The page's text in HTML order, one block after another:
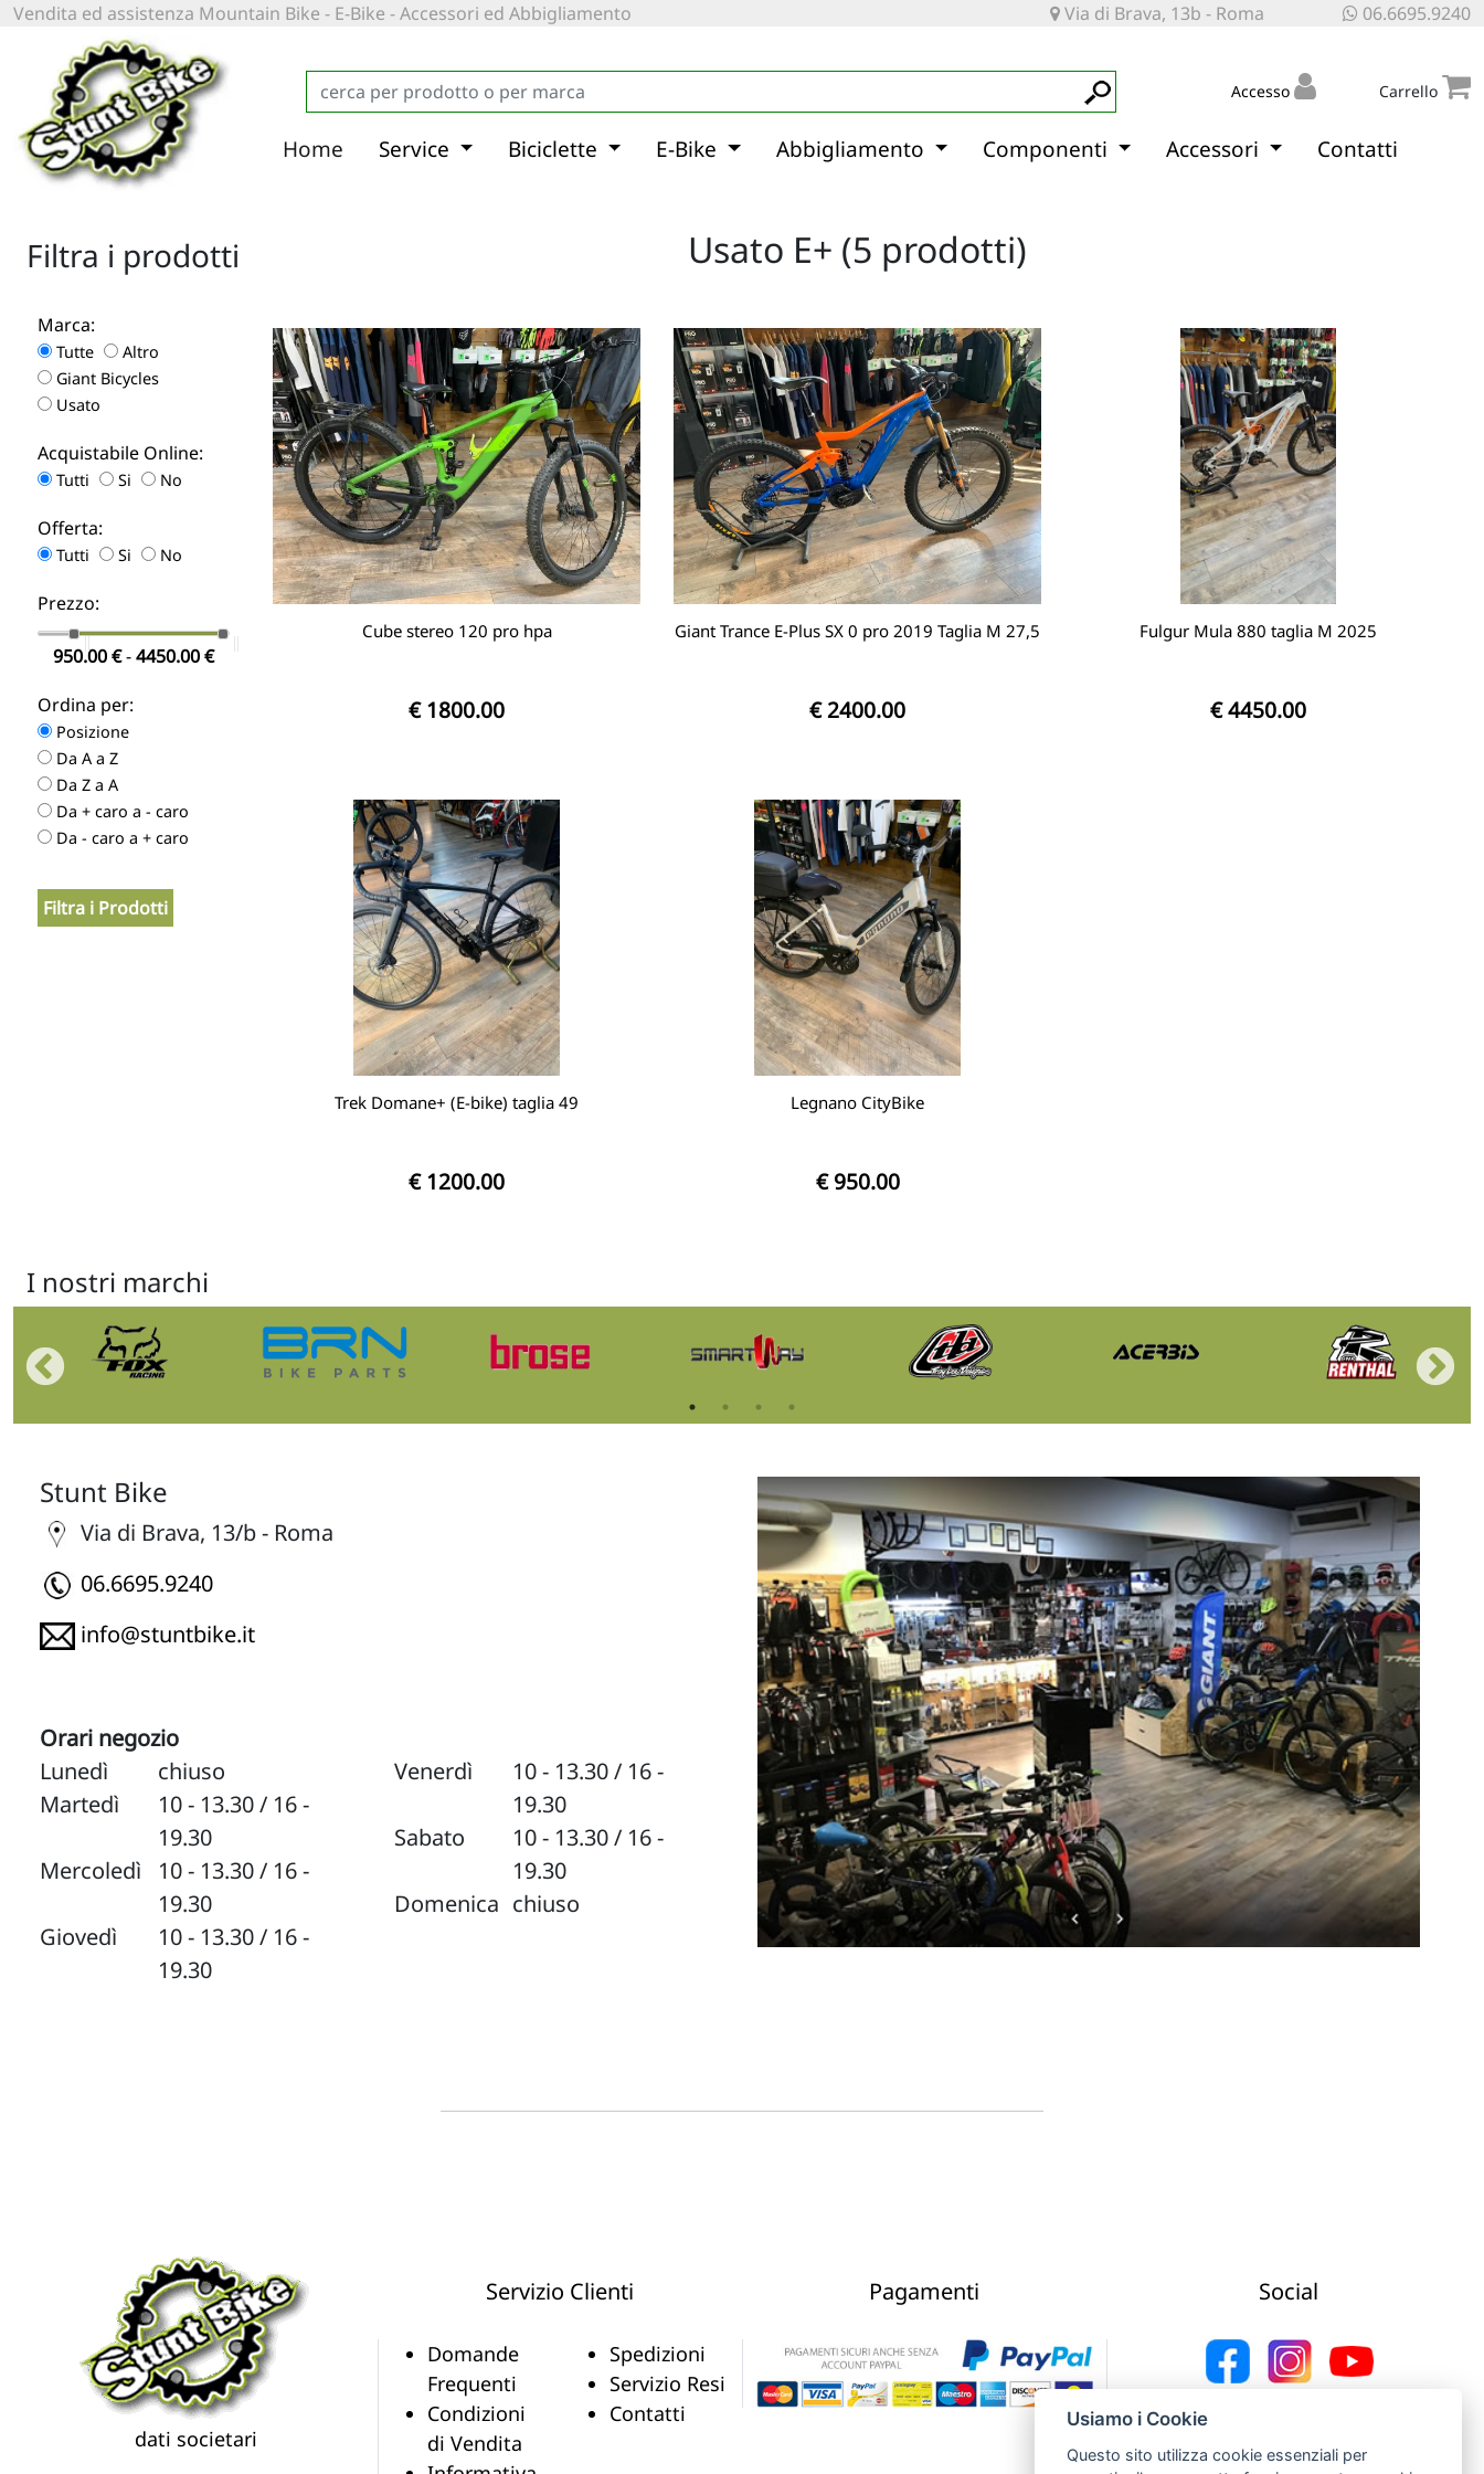
Vendita ed assistenza Mountain Bike - E-Bike - Accessori ed Abbigliamento Via di Brava, 13b - Roma 06.6695.9240
Accesso Carrello
Home Service Biciclette E-Bike Abbigliamento Componenti Accessori Contatti
Filtra i prodotti
Marca:
Tutte
Altro
Giant Bicycles
Usato
Acquistabile Online:
Tutti Si No
Offerta:
Tutti Si No
Prezzo:
950.00€-4450.00€
Ordina per:
Posizione
Da A a Z
Da Z a A
Da + caro a - caro
Da - caro a + caro
Usato E+ (5 prodotti)
Cube stereo 120 pro hpa
€ 1800.00
Giant Trance E-Plus SX 0 pro 2019 Taglia M 27,5
€ 2400.00
Fulgur Mula 880 taglia M 2025
€ 4450.00
Trek Domane+ (E-bike) taglia 49
€ 1200.00
Legnano CityBike
€ 950.00
I nostri marchi
Stunt Bike
Via di Brava, 13/b - Roma
06.6695.9240
info@stuntbike.it
Orari negozio
Lunedì
chiuso
Martedì
10 - 13.30 / 16 -
19.30
Mercoledì
10 - 13.30 / 16 -
19.30
Giovedì
10 - 13.30 / 16 -
19.30
Venerdì
10 - 13.30 / 16 -
19.30
Sabato
10 - 13.30 / 16 -
19.30
Domenica chiuso
dati societari
Servizio Clienti
Domande
Frequenti
Condizioni
di Vendita
Spedizioni
Servizio Resi
Contatti
Pagamenti Social
Web Agency Concept Point by Italmarket
Usiamo i Cookie
Questo sito utilizza cookie essenziali per